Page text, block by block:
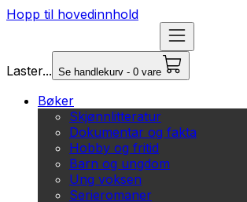
Hopp til hovedinnhold
Laster... Se handlekurv - 0 vare
Bøker
Skjønnlitteratur
Dokumentar og fakta
Hobby og fritid
Barn og ungdom
Ung voksen
Serieromaner